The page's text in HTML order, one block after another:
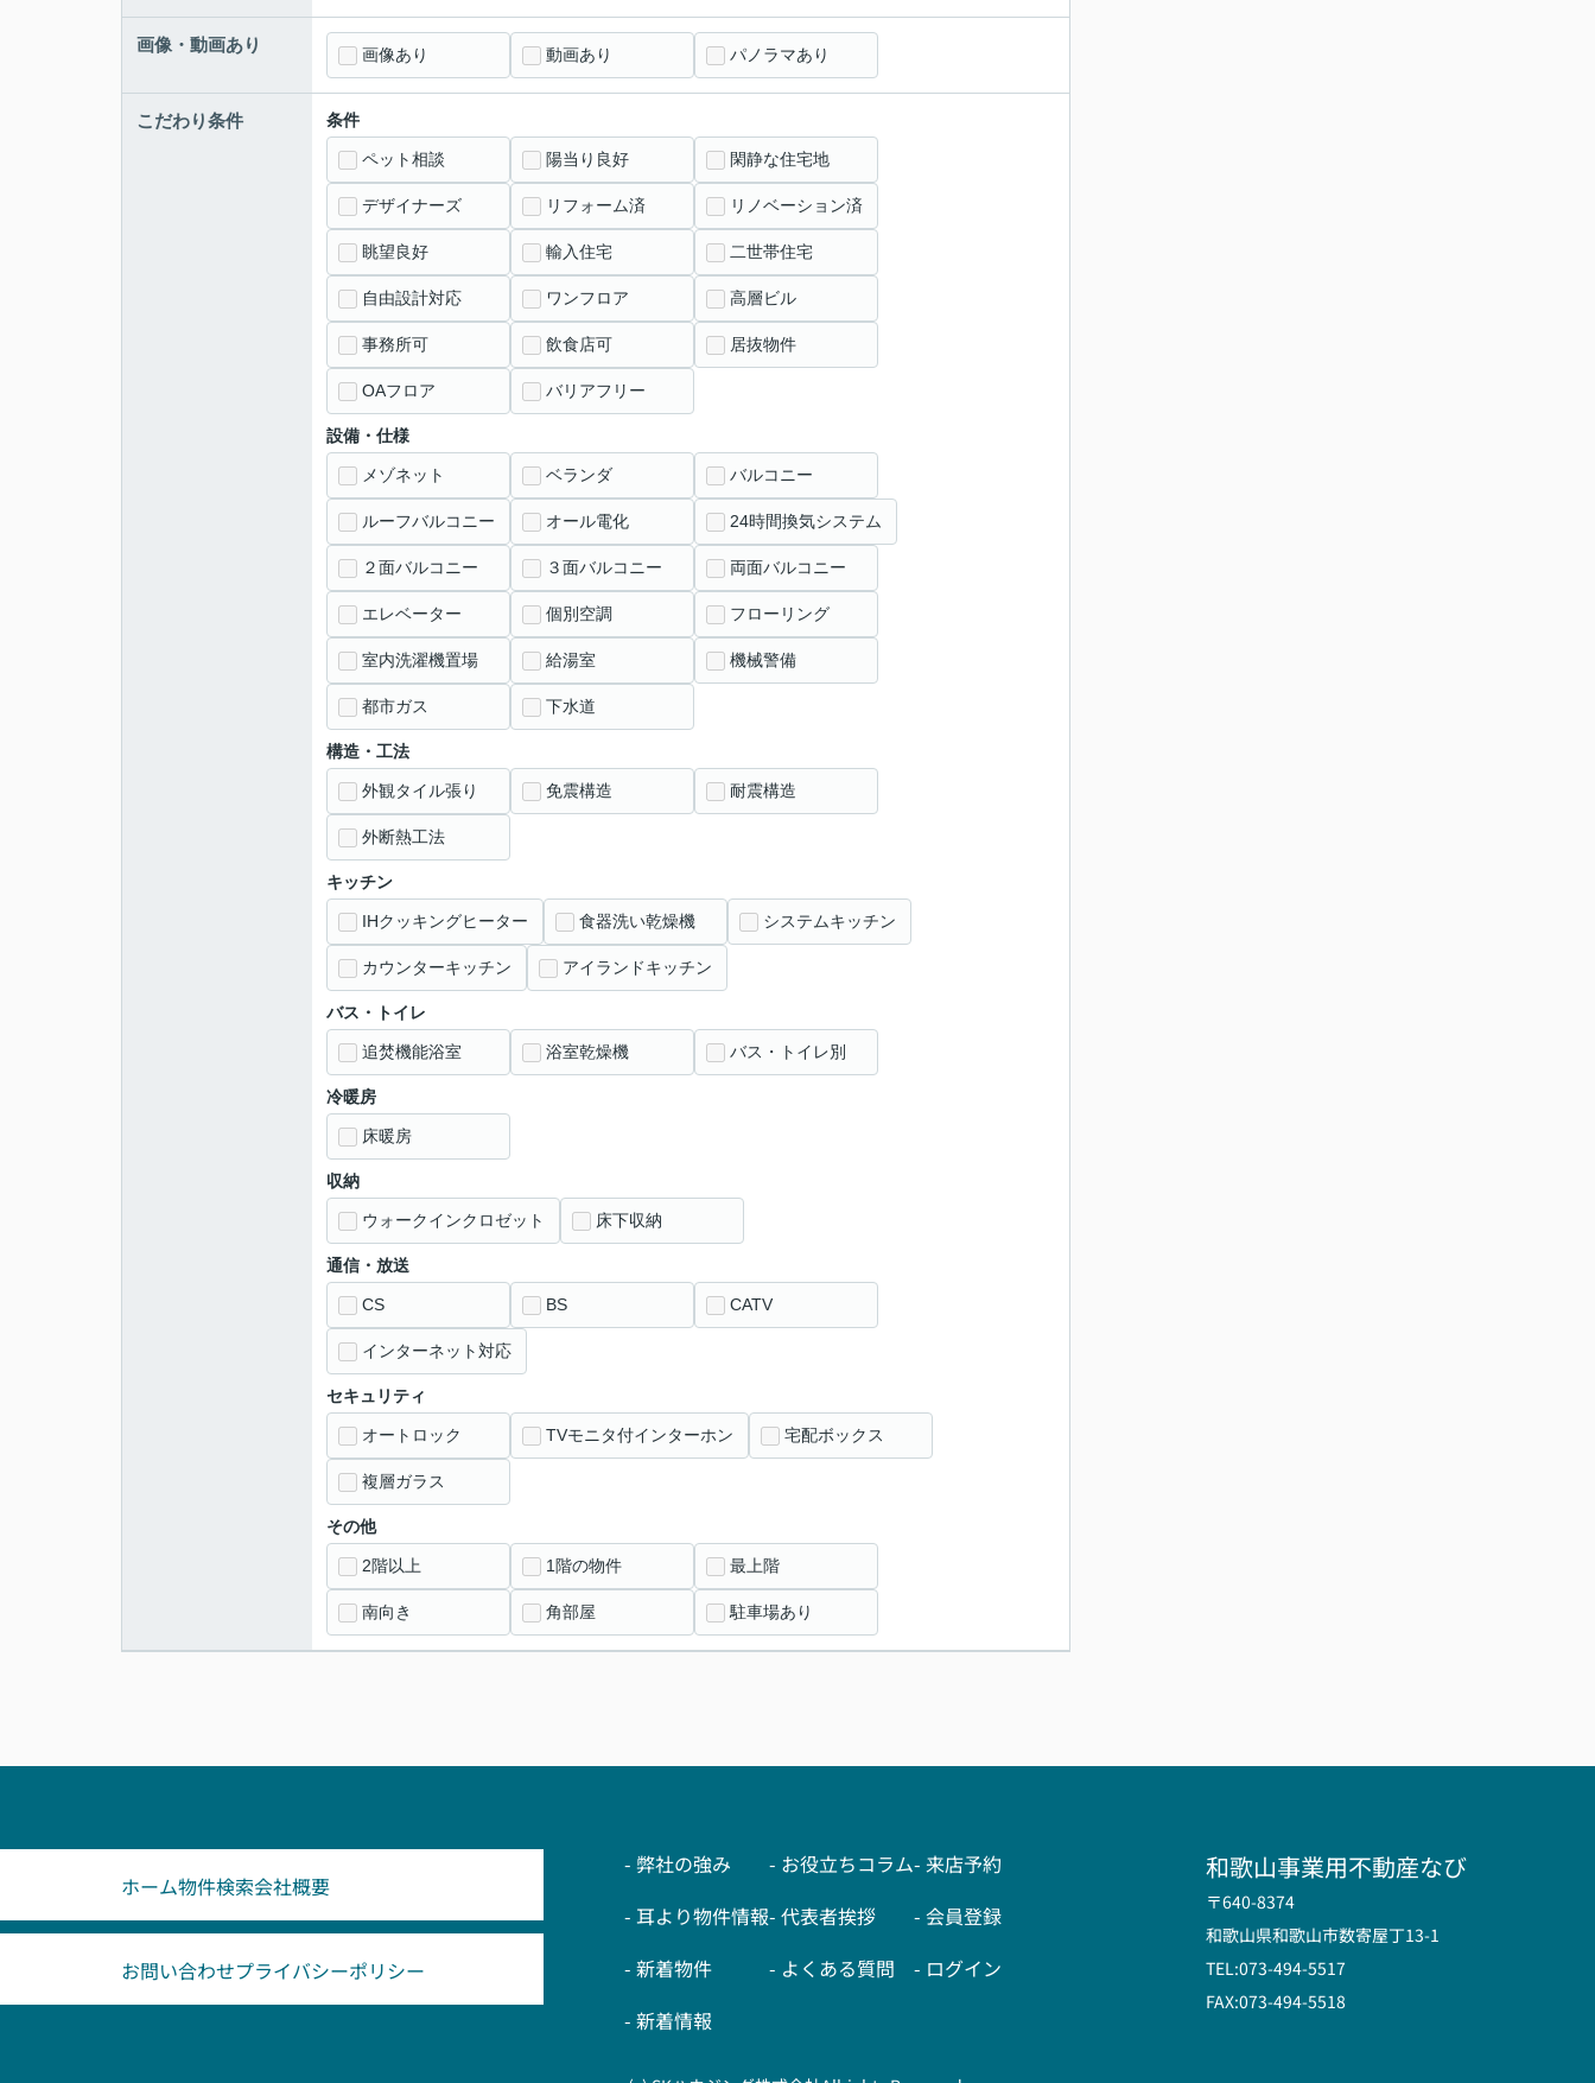
画像・動画あり 画像あり 動画あり パノラマあり
こだわり条件 条件
ペット相談 陽当り良好 閑静な住宅地
デザイナーズ リフォーム済 リノベーション済
眺望良好 輸入住宅 二世帯住宅
自由設計対応 ワンフロア 高層ビル
事務所可 飲食店可 居抜物件
OAフロア バリアフリー
設備・仕様
メゾネット ベランダ バルコニー
ルーフバルコニー オール電化 24時間換気システム
２面バルコニー ３面バルコニー 両面バルコニー
エレベーター 個別空調 フローリング
室内洗濯機置場 給湯室 機械警備
都市ガス 下水道
構造・工法
外観タイル張り 免震構造 耐震構造
外断熱工法
キッチン
IHクッキングヒーター 食器洗い乾燥機 システムキッチン
カウンターキッチン アイランドキッチン
バス・トイレ
追焚機能浴室 浴室乾燥機 バス・トイレ別
冷暖房
床暖房
収納
ウォークインクロゼット 床下収納
通信・放送
CS BS CATV
インターネット対応
セキュリティ
オートロック TVモニタ付インターホン 宅配ボックス
複層ガラス
その他
2階以上 1階の物件 最上階
南向き 角部屋 駐車場あり
ホーム物件検索会社概要
お問い合わせプライバシーポリシー
- 弊社の強み
- 耳より物件情報
- 新着物件
- 新着情報
- お役立ちコラム
- 代表者挨拶
- よくある質問
- 来店予約
- 会員登録
- ログイン
和歌山事業用不動産なび
〒640-8374
和歌山県和歌山市数寄屋丁13-1
TEL:073-494-5517
FAX:073-494-5518